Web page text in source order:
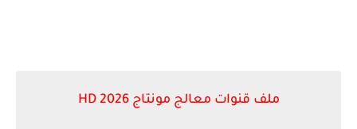
ملف قنوات معالج مونتاج HD 2026